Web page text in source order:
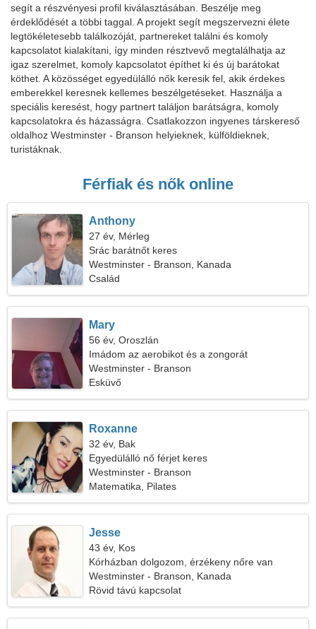
segít a részvényesi profil kiválasztásában. Beszélje meg
érdeklődését a többi taggal. A projekt segít megszervezni élete
legtökéletesebb találkozóját, partnereket találni és komoly
kapcsolatot kialakítani, így minden résztvevő megtalálhatja az
igaz szerelmet, komoly kapcsolatot építhet ki és új barátokat
köthet. A közösséget egyedülálló nők keresik fel, akik érdekes
emberekkel keresnek kellemes beszélgetéseket. Használja a
speciális keresést, hogy partnert találjon barátságra, komoly
kapcsolatokra és házasságra. Csatlakozzon ingyenes társkereső
oldalhoz Westminster - Branson helyieknek, külföldieknek,
turistáknak.
Férfiak és nők online
Anthony
27 év, Mérleg
Srác barátnőt keres
Westminster - Branson, Kanada
Család
Mary
56 év, Oroszlán
Imádom az aerobikot és a zongorát
Westminster - Branson
Esküvő
Roxanne
32 év, Bak
Egyedülálló nő férjet keres
Westminster - Branson
Matematika, Pilates
Jesse
43 év, Kos
Kórházban dolgozom, érzékeny nőre van
szükségem
Westminster - Branson, Kanada
Rövid távú kapcsolat